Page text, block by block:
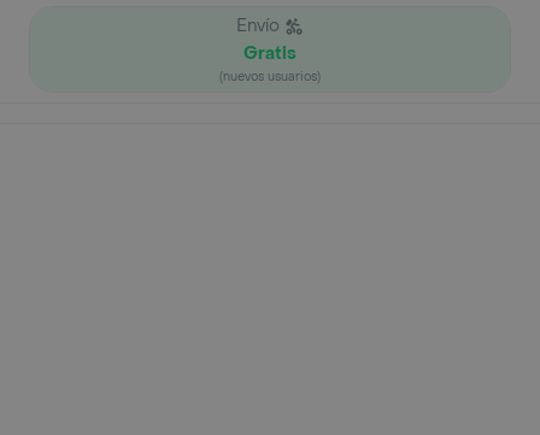
Envío
Gratis
(nuevos usuarios)